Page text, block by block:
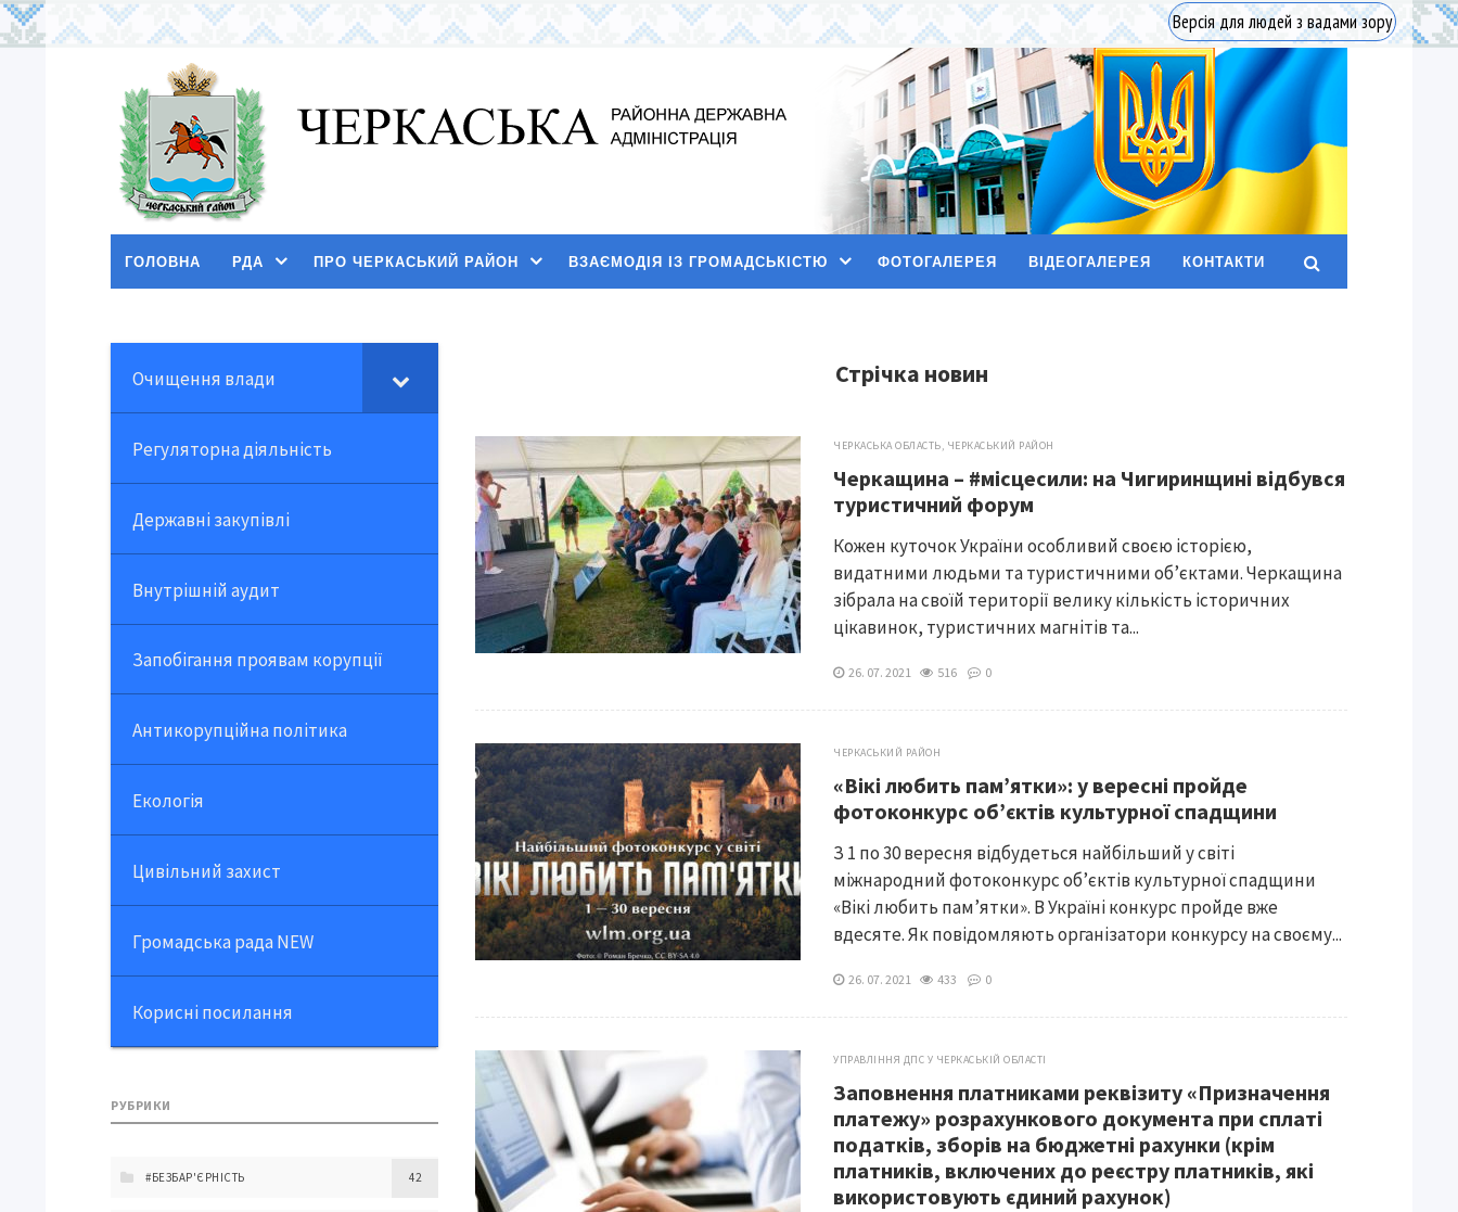
Версія для людей з вадами зору
ГОЛОВНА РДА ПРО ЧЕРКАСЬКИЙ РАЙОН ВЗАЄМОДІЯ ІЗ ГРОМАДСЬКІСТЮ ФОТОГАЛЕРЕЯ ВІДЕОГАЛЕРЕЯ КОНТАКТИ
Стрічка новин
ЧЕРКАСЬКА ОБЛАСТЬ, ЧЕРКАСЬКИЙ РАЙОН
Черкащина – #місцесили: на Чигиринщині відбувся
туристичний форум
Кожен куточок України особливий своєю історією,
видатними людьми та туристичними об’єктами. Черкащина
зібрала на своїй території велику кількість історичних
цікавинок, туристичних магнітів та...
26. 07. 2021 516 0
ЧЕРКАСЬКИЙ РАЙОН
«Вікі любить пам’ятки»: у вересні пройде
фотоконкурс об’єктів культурної спадщини
З 1 по 30 вересня відбудеться найбільший у світі
міжнародний фотоконкурс об’єктів культурної спадщини
«Вікі любить пам’ятки». В Україні конкурс пройде вже
вдесяте. Як повідомляють організатори конкурсу на своєму...
26. 07. 2021 433 0
УПРАВЛІННЯ ДПС У ЧЕРКАСЬКІЙ ОБЛАСТІ
Заповнення платниками реквізиту «Призначення
платежу» розрахункового документа при сплаті
податків, зборів на бюджетні рахунки (крім
платників, включених до реєстру платників, які
використовують єдиний рахунок)
Очищення влади
Регуляторна діяльність
Державні закупівлі
Внутрішній аудит
Запобігання проявам корупції
Антикорупційна політика
Екологія
Цивільний захист
Громадська рада NEW
Корисні посилання
РУБРИКИ
#БЕЗБАР'ЄРНІСТЬ 42